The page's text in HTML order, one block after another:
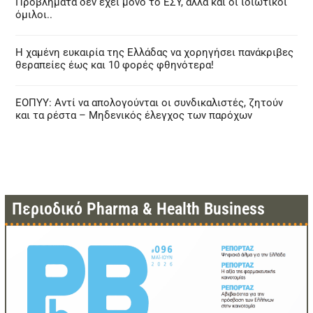
όμιλοι..
Η χαμένη ευκαιρία της Ελλάδας να χορηγήσει πανάκριβες
θεραπείες έως και 10 φορές φθηνότερα!
ΕΟΠΥΥ: Αντί να απολογούνται οι συνδικαλιστές, ζητούν
και τα ρέστα – Μηδενικός έλεγχος των παρόχων
Περιοδικό Pharma & Health Business